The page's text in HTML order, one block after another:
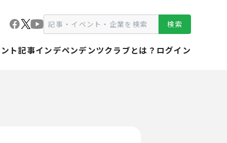
検索
ト記事インデペンデンツクラブとは？ ログイン